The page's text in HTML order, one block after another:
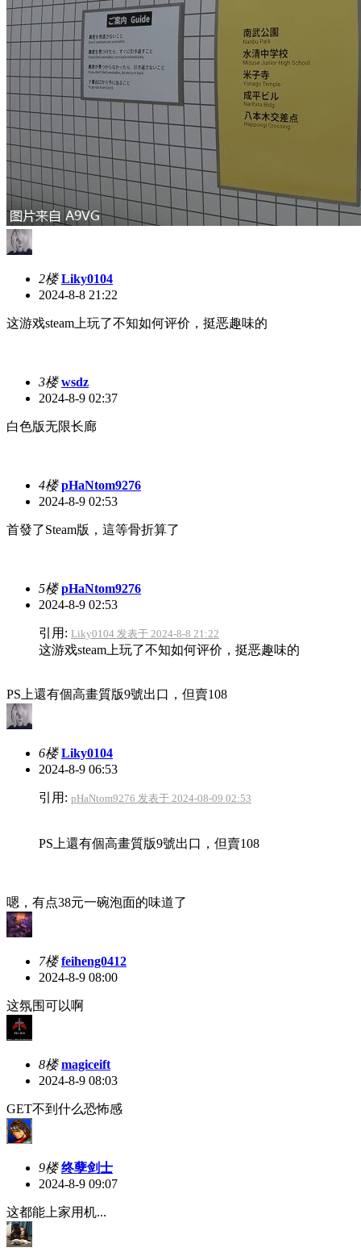
2楼 Liky0104
2024-8-8 21:22
这游戏steam上玩了不知如何评价，挺恶趣味的
3楼 wsdz
2024-8-9 02:37
白色版无限长廊
4楼 pHaNtom9276
2024-8-9 02:53
首發了Steam版，這等骨折算了
5楼 pHaNtom9276
2024-8-9 02:53
引用: Liky0104 发表于 2024-8-8 21:22
这游戏steam上玩了不知如何评价，挺恶趣味的
PS上還有個高畫質版9號出口，但賣108
6楼 Liky0104
2024-8-9 06:53
引用: pHaNtom9276 发表于 2024-08-09 02:53
PS上還有個高畫質版9號出口，但賣108
嗯，有点38元一碗泡面的味道了
7楼 feiheng0412
2024-8-9 08:00
这氛围可以啊
8楼 magiceift
2024-8-9 08:03
GET不到什么恐怖感
9楼 终孽剑士
2024-8-9 09:07
这都能上家用机...